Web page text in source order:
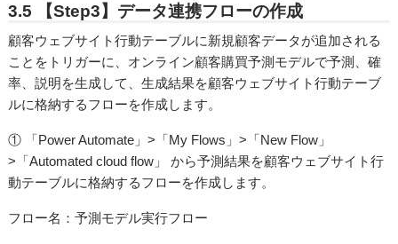
3.5 【Step3】データ連携フローの作成
顧客ウェブサイト行動テーブルに新規顧客データが追加される
ことをトリガーに、オンライン顧客購買予測モデルで予測、確
率、説明を生成して、生成結果を顧客ウェブサイト行動テーブ
ルに格納するフローを作成します。
① 「Power Automate」>「My Flows」>「New Flow」
>「Automated cloud flow」 から予測結果を顧客ウェブサイト行
動テーブルに格納するフローを作成します。
フロー名：予測モデル実行フロー